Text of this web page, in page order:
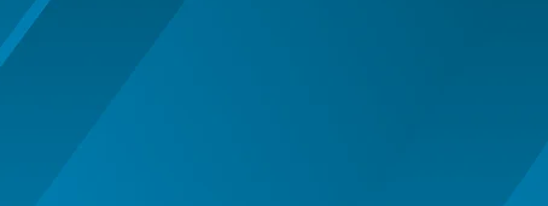
OCHELARI PETRECERE CARNAVAL
OFERTE